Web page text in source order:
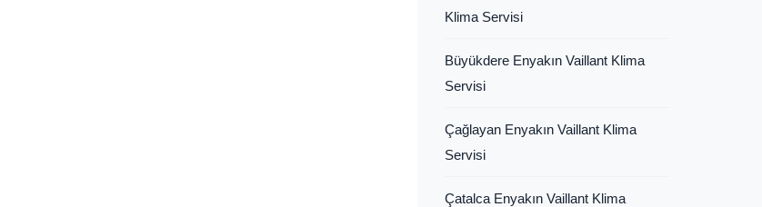
Klima Servisi
Büyükdere Enyakın Vaillant Klima
Servisi
Çağlayan Enyakın Vaillant Klima
Servisi
Çatalca Enyakın Vaillant Klima